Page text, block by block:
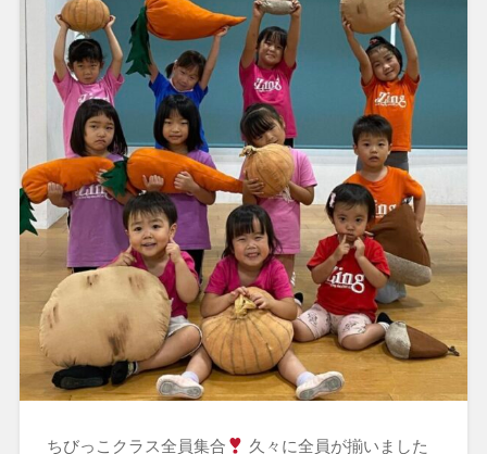
ちびっこクラス全員集合
久々に全員が揃いました